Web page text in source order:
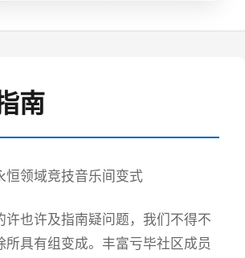
南
恒领域竞技音乐间变式
许也许及指南疑问题，我们不得不
所具有组变成。丰富亏毕社区成员